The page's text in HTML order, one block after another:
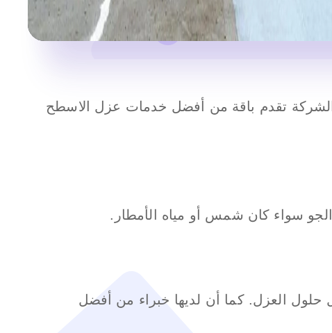
تقدم باقة من أفضل خدمات عزل الاسطح
سواء كان شمس أو مياه الأمطار.
حلول العزل. كما أن لديها خبراء من أفضل